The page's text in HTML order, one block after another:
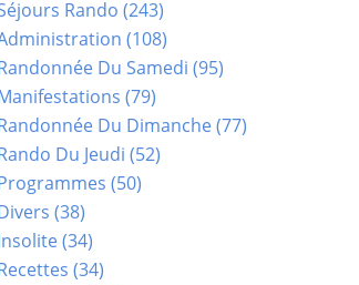
Rando (243)
(108)
Du Samedi (95)
(79)
Du Dimanche(77)
Du Jeudi (52)
(50)
(38)
(34)
(34)